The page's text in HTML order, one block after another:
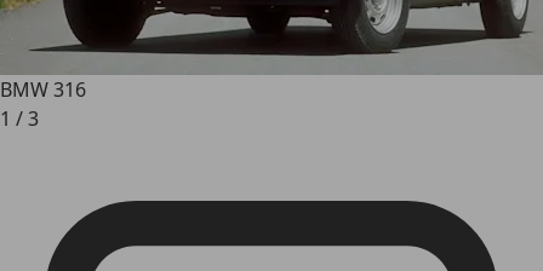
BMW 316
1 /3